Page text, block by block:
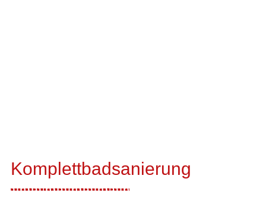
Komplettbadsanierung